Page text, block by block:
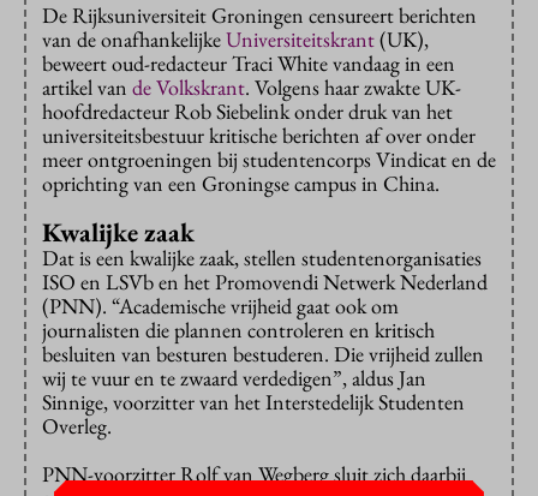
De Rijksuniversiteit Groningen censureert berichten
van de onafhankelijkeUniversiteitskrant(UK),
beweert oud-redacteur Traci White vandaag in een
artikel van de Volkskrant. Volgens haar zwakte UK-
hoofdredacteur Rob Siebelink onder druk van het
universiteitsbestuur kritische berichten af over onder
meer ontgroeningen bij studentencorps Vindicat en de
oprichting van een Groningse campus in China.
Kwalijke zaak
Dat is een kwalijke zaak, stellen studentenorganisaties
ISO en LSVb en het Promovendi Netwerk Nederland
(PNN). “Academische vrijheid gaat ook om
journalisten die plannen controleren en kritisch
besluiten van besturen bestuderen. Die vrijheid zullen
wij te vuur en te zwaard verdedigen”, aldus Jan
Sinnige, voorzitter van het Interstedelijk Studenten
Overleg.
PNN-voorzitter Rolf van Wegberg sluit zich daarbij